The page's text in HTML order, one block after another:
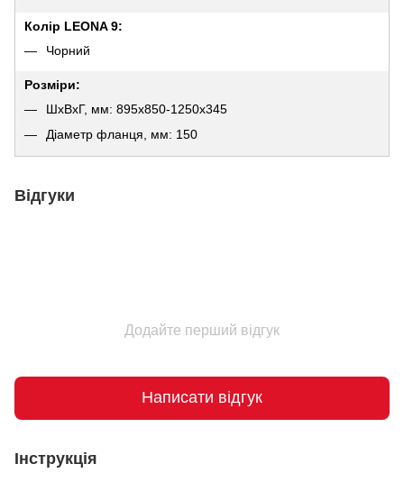
Колір LEONA 9:
Чорний
Розміри:
ШхВхГ, мм: 895х850-1250х345
Діаметр фланця, мм: 150
Відгуки
Додайте перший відгук
Написати відгук
Інструкція